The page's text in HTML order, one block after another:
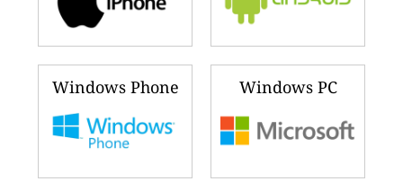
Windows Phone Windows PC